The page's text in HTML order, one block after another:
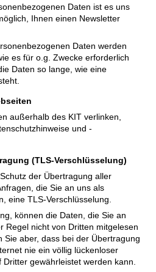
Daten ist es uns
Ihnen einen Newsletter
Daten werden
es für o.g. Zwecke erforderlich
Daten so lange, wie eine
außerhalb des KIT verlinken,
und -
(TLS-Verschlüsselung)
der Übertragung aller
die Sie an uns als
eine TLS-Verschlüsselung.
können die Daten, die Sie an
Regel nicht von Dritten mitgelesen
Sie aber, dass bei der Übertragung
nie ein völlig lückenloser
gewährleistet werden kann.